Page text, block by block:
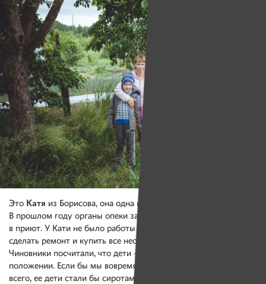
Это Катя из Борисова, она одна воспитывает двоих детей.
В прошлом году органы опеки забрали маленьких Вику и Витю
в приют. У Кати не было работы и денег, не за что было
сделать ремонт и купить все необходимые вещи в дом.
Чиновники посчитали, что дети — в социально опасном
положении. Если бы мы вовремя Кате не помогли, то, скорее
всего, ее дети стали бы сиротами. Мы связали Катю